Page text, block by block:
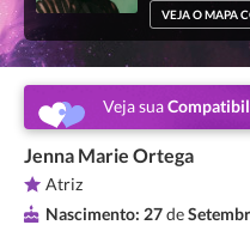
VEJA O MAPA
Veja sua
Jenna Marie Ortega
Atriz
Nascimento: 27de